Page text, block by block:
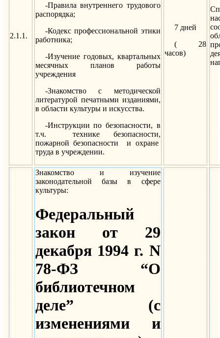
2.1.1.
-Правила внутреннего трудового
распорядка;
-Кодекс профессиональной этики
работника;
-Изучение годовых, квартальных
месячных планов работы
учреждения
-Знакомство с методической
литературой печатными изданиями,
в области культуры и искусства.
-Инструкции по безопасности, в
т.ч. технике безопасности,
пожарной безопасности и охране
труда в учреждении.
7 дней
( 28
часов)
Знакомство и изучение
законодательной базы в сфере
культуры:
Федеральный
закон от 29
декабря 1994 г. N
78-ФЗ “О
библиотечном
деле” (с
изменениями и